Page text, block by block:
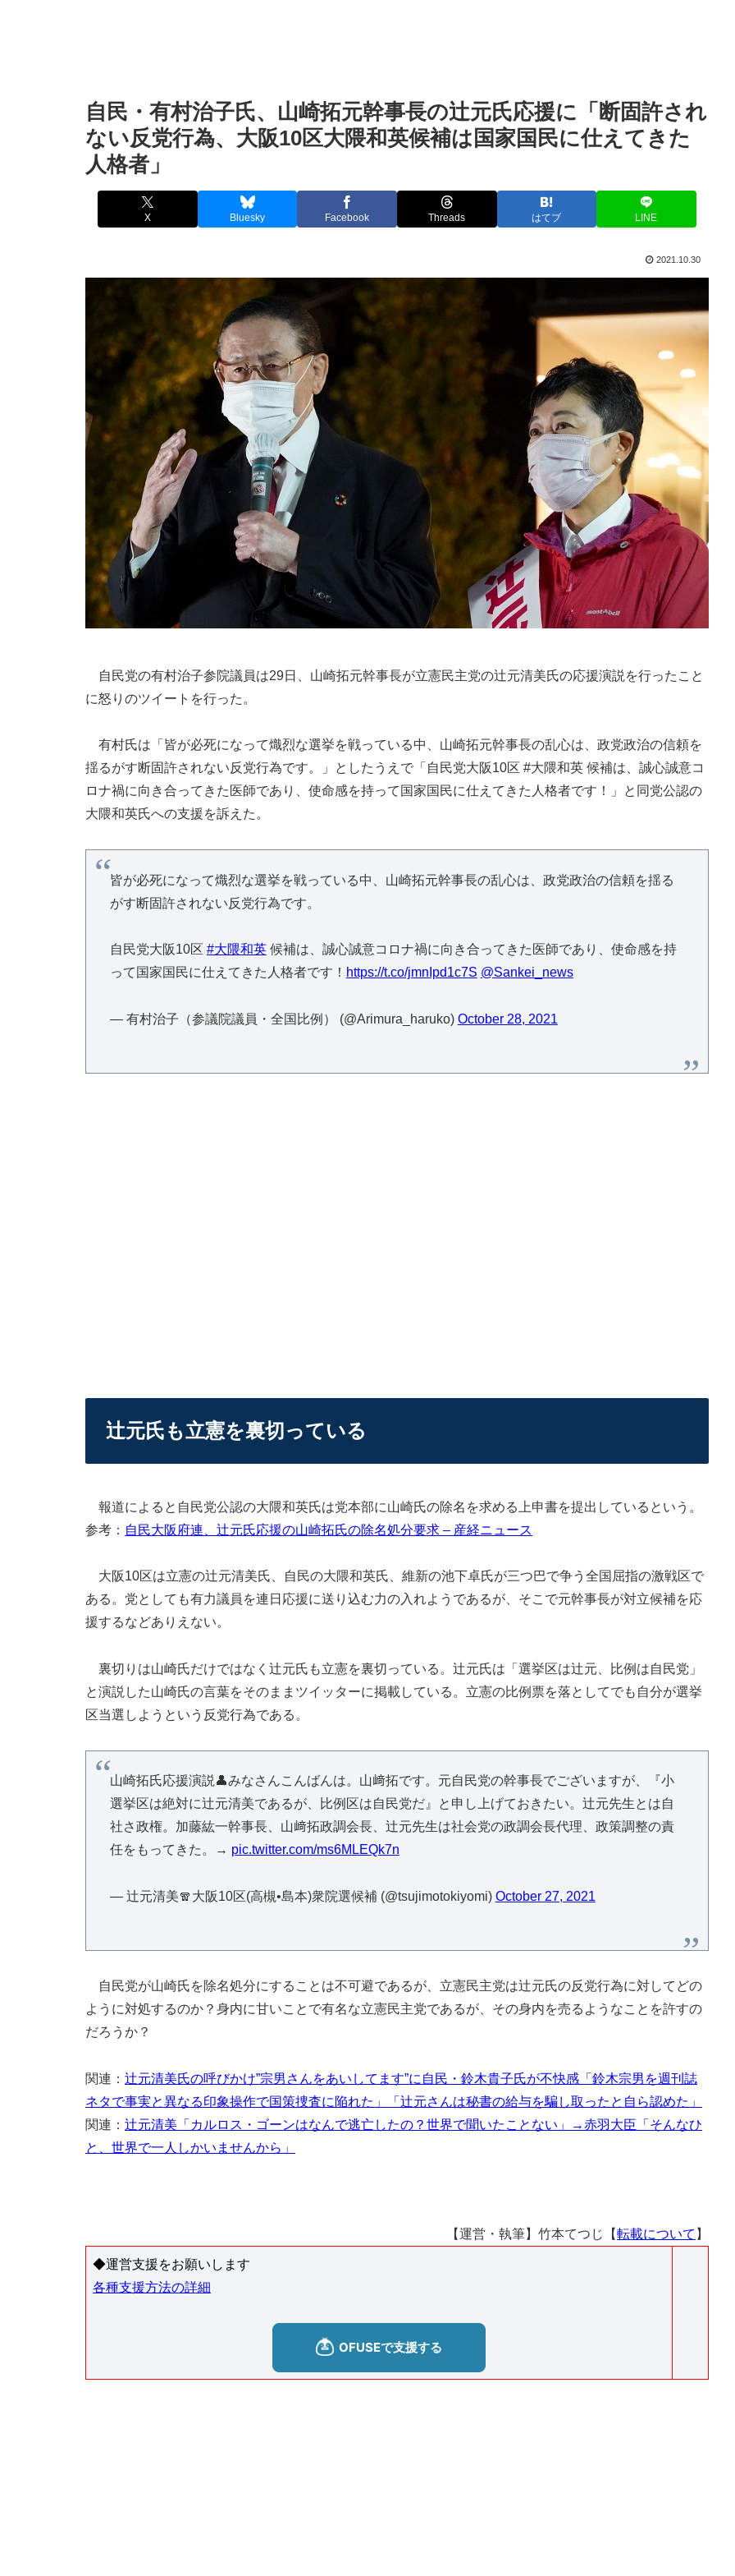
自民・有村治子氏、山崎拓元幹事長の辻元氏応援に「断固許され
ない反党行為、大阪10区大隈和英候補は国家国民に仕えてきた
人格者」
X Bluesky Facebook Threads はてブ LINE
2021.10.30
自民党の有村治子参院議員は29日、山崎拓元幹事長が立憲民主党の辻元清美氏の応援演説を行ったこと
に怒りのツイートを行った。
有村氏は「皆が必死になって熾烈な選挙を戦っている中、山崎拓元幹事長の乱心は、政党政治の信頼を
揺るがす断固許されない反党行為です。」としたうえで「自民党大阪10区 #大隈和英 候補は、誠心誠意コ
ロナ禍に向き合ってきた医師であり、使命感を持って国家国民に仕えてきた人格者です！」と同党公認の
大隈和英氏への支援を訴えた。
皆が必死になって熾烈な選挙を戦っている中、山崎拓元幹事長の乱心は、政党政治の信頼を揺る
がす断固許されない反党行為です。
自民党大阪10区 #大隈和英候補は、誠心誠意コロナ禍に向き合ってきた医師であり、使命感を持
って国家国民に仕えてきた人格者です！ https://t.co/jmnIpd1c7S @Sankei_news
— 有村治子（参議院議員・全国比例） (@Arimura_haruko) October 28, 2021
辻元氏も立憲を裏切っている
報道によると自民党公認の大隈和英氏は党本部に山崎氏の除名を求める上申書を提出しているという。
参考： 自民大阪府連、辻元氏応援の山崎拓氏の除名処分要求 – 産経ニュース
大阪10区は立憲の辻元清美氏、自民の大隈和英氏、維新の池下卓氏が三つ巴で争う全国屈指の激戦区で
ある。党としても有力議員を連日応援に送り込む力の入れようであるが、そこで元幹事長が対立候補を応
援するなどありえない。
裏切りは山崎氏だけではなく辻元氏も立憲を裏切っている。辻元氏は「選挙区は辻元、比例は自民党」
と演説した山崎氏の言葉をそのままツイッターに掲載している。立憲の比例票を落としてでも自分が選挙
区当選しようという反党行為である。
山崎拓氏応援演説👤みなさんこんばんは。山﨑拓です。元自民党の幹事長でございますが、『小
選挙区は絶対に辻元清美であるが、比例区は自民党だ』と申し上げておきたい。辻元先生とは自
社さ政権。加藤紘一幹事長、山﨑拓政調会長、辻元先生は社会党の政調会長代理、政策調整の責
任をもってきた。→ pic.twitter.com/ms6MLEQk7n
— 辻󠄀元清美🧣大阪10区(高槻•島本)衆院選候補 (@tsujimotokiyomi) October 27, 2021
自民党が山崎氏を除名処分にすることは不可避であるが、立憲民主党は辻元氏の反党行為に対してどの
ように対処するのか？身内に甘いことで有名な立憲民主党であるが、その身内を売るようなことを許すの
だろうか？
関連： 辻元清美氏の呼びかけ”宗男さんをあいしてます”に自民・鈴木貴子氏が不快感「鈴木宗男を週刊誌
ネタで事実と異なる印象操作で国策捜査に陥れた」「辻元さんは秘書の給与を騙し取ったと自ら認めた」
関連： 辻元清美「カルロス・ゴーンはなんで逃亡したの？世界で聞いたことない」→赤羽大臣「そんなひ
と、世界で一人しかいませんから」
【運営・執筆】竹本てつじ【転載について 】
◆運営支援をお願いします
各種支援方法の詳細